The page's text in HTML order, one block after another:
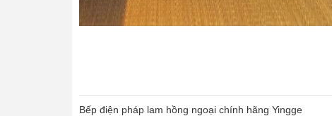
Bếp điện pháp lam hồng ngoại chính hãng Yingge